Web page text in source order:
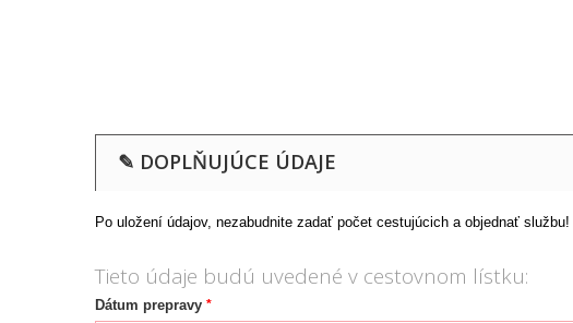
✎ DOPLŇUJÚCE ÚDAJE
Po uložení údajov, nezabudnite zadať počet cestujúcich a objednať službu!
Tieto údaje budú uvedené v cestovnom lístku:
Dátum prepravy *